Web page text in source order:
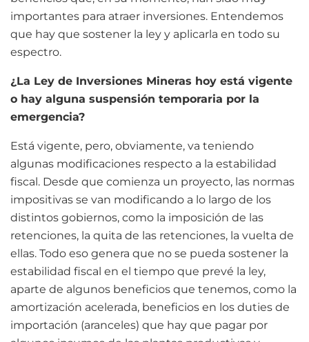
importantes para atraer inversiones. Entendemos
que hay que sostener la ley y aplicarla en todo su
espectro.
¿La Ley de Inversiones Mineras hoy está vigente
o hay alguna suspensión temporaria por la
emergencia?
Está vigente, pero, obviamente, va teniendo
algunas modificaciones respecto a la estabilidad
fiscal. Desde que comienza un proyecto, las normas
impositivas se van modificando a lo largo de los
distintos gobiernos, como la imposición de las
retenciones, la quita de las retenciones, la vuelta de
ellas. Todo eso genera que no se pueda sostener la
estabilidad fiscal en el tiempo que prevé la ley,
aparte de algunos beneficios que tenemos, como la
amortización acelerada, beneficios en los duties de
importación (aranceles) que hay que pagar por